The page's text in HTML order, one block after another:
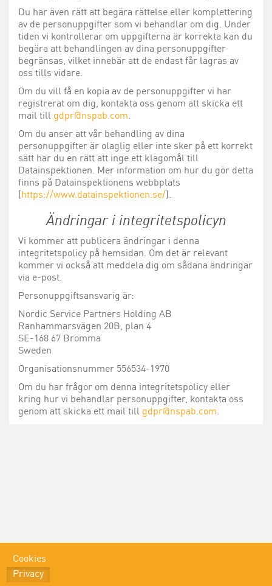
Du har även rätt att begära rättelse eller komplettering
av de personuppgifter som vi behandlar om dig. Under
tiden vi kontrollerar om uppgifterna är korrekta kan du
begära att behandlingen av dina personuppgifter
begränsas, vilket innebär att de endast får lagras av
oss tills vidare.
Om du vill få en kopia av de personuppgifter vi har
registrerat om dig, kontakta oss genom att skicka ett
mail till gdpr@nspab.com.
Om du anser att vår behandling av dina
personuppgifter är olaglig eller inte sker på ett korrekt
sätt har du en rätt att inge ett klagomål till
Datainspektionen. Mer information om hur du gör detta
finns på Datainspektionens webbplats
https://www.datainspektionen.se/ ).
Ändringar i integritetspolicyn
Vi kommer att publicera ändringar i denna
integritetspolicy på hemsidan. Om det är relevant
kommer vi också att meddela dig om sådana ändringar
via e-post.
Personuppgiftsansvarig är:
Nordic Service Partners Holding AB
Ranhammarsvägen 20B, plan 4
SE-168 67 Bromma
Sweden
Organisationsnummer 556534-1970
Om du har frågor om denna integritetspolicy eller
kring hur vi behandlar personuppgifter, kontakta oss
genom att skicka ett mail till gdpr@nspab.com.
Cookies
Privacy